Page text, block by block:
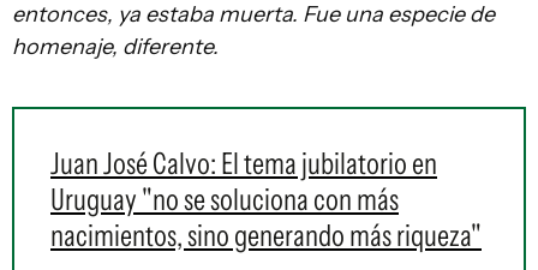
entonces, ya estaba muerta. Fue una especie de
homenaje, diferente.
Juan José Calvo: El tema jubilatorio en
Uruguay "no se soluciona con más
nacimientos, sino generando más riqueza"